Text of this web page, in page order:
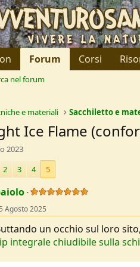
Forum Corsi
nel forum
e materiali Sacchiletto e
Ice Flame
2023
2 3 4 5
Agosto 2025
un occhio sul loro
integrale chiudibile sulla